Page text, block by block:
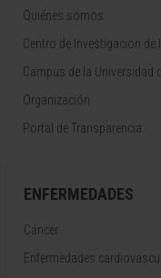
Quiénes somos
Centro de Investigacion de
Campus de la Universidad
Organización
Portal de Transparencia
ENFERMEDADES
Cáncer
Enfermedades